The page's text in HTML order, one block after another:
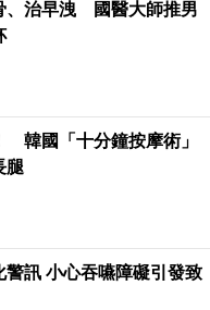
、治早洩 國醫大師推男
韓國「十分鐘按摩術」
腿
警訊 小心吞嚥障礙引發致